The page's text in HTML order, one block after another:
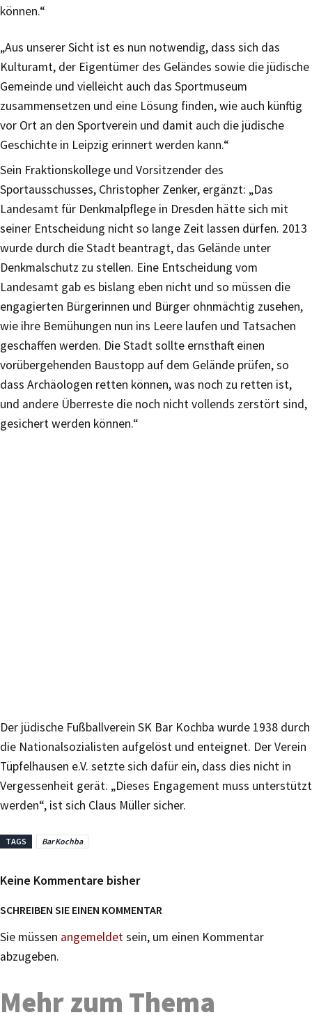
können.“
„Aus unserer Sicht ist es nun notwendig, dass sich das
Kulturamt, der Eigentümer des Geländes sowie die jüdische
Gemeinde und vielleicht auch das Sportmuseum
zusammensetzen und eine Lösung finden, wie auch künftig
vor Ort an den Sportverein und damit auch die jüdische
Geschichte in Leipzig erinnert werden kann.“
Sein Fraktionskollege und Vorsitzender des
Sportausschusses, Christopher Zenker, ergänzt: „Das
Landesamt für Denkmalpflege in Dresden hätte sich mit
seiner Entscheidung nicht so lange Zeit lassen dürfen. 2013
wurde durch die Stadt beantragt, das Gelände unter
Denkmalschutz zu stellen. Eine Entscheidung vom
Landesamt gab es bislang eben nicht und so müssen die
engagierten Bürgerinnen und Bürger ohnmächtig zusehen,
wie ihre Bemühungen nun ins Leere laufen und Tatsachen
geschaffen werden. Die Stadt sollte ernsthaft einen
vorübergehenden Baustopp auf dem Gelände prüfen, so
dass Archäologen retten können, was noch zu retten ist,
und andere Überreste die noch nicht vollends zerstört sind,
gesichert werden können.“
Der jüdische Fußballverein SK Bar Kochba wurde 1938 durch
die Nationalsozialisten aufgelöst und enteignet. Der Verein
Tüpfelhausen e.V. setzte sich dafür ein, dass dies nicht in
Vergessenheit gerät. „Dieses Engagement muss unterstützt
werden“, ist sich Claus Müller sicher.
TAGS Bar Kochba
Keine Kommentare bisher
SCHREIBEN SIE EINEN KOMMENTAR
Sie müssen angemeldetsein, um einen Kommentar
abzugeben.
Mehr zum Thema